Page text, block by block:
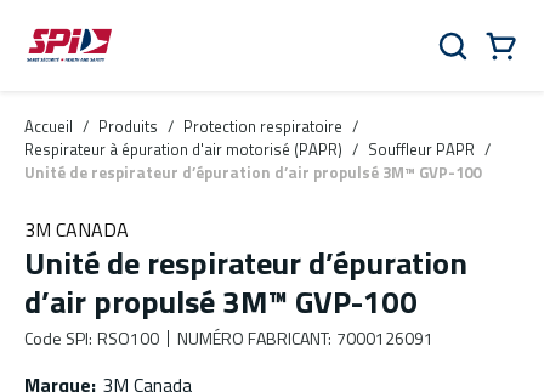
Aller au contenu principal
Skip to menu
Skip to footer
Rechercher
Accueil / Produits / Protection respiratoire /
Respirateur à épuration d'air motorisé (PAPR) / Souffleur PAPR /
Unité de respirateur d’épuration d’air propulsé 3M™ GVP-100
3M CANADA
Unité de respirateur d’épuration
d’air propulsé 3M™ GVP-100
Code SPI: RSO100 NUMÉRO FABRICANT: 7000126091
Marque: 3M Canada